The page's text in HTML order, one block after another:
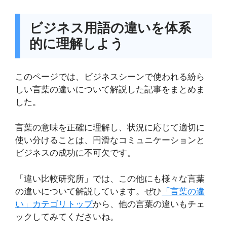
ビジネス用語の違いを体系
的に理解しよう
このページでは、ビジネスシーンで使われる紛ら
しい言葉の違いについて解説した記事をまとめま
した。
言葉の意味を正確に理解し、状況に応じて適切に
使い分けることは、円滑なコミュニケーションと
ビジネスの成功に不可欠です。
「違い比較研究所」では、この他にも様々な言葉
の違いについて解説しています。ぜひ 「言葉の違
い」カテゴリトップから、他の言葉の違いもチェ
ックしてみてくださいね。